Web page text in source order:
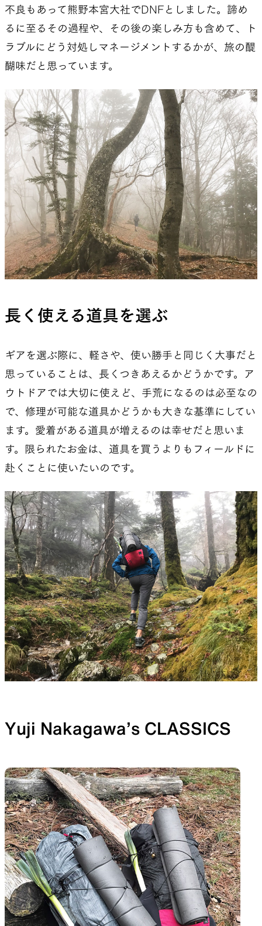
不良もあって熊野本宮大社でDNFとしました。諦め
るに至るその過程や、その後の楽しみ方も含めて、ト
ラブルにどう対処しマネージメントするかが、旅の醍
醐味だと思っています。
長く使える道具を選ぶ
ギアを選ぶ際に、軽さや、使い勝手と同じく大事だと
思っていることは、長くつきあえるかどうかです。ア
ウトドアでは大切に使えど、手荒になるのは必至なの
で、修理が可能な道具かどうかも大きな基準にしてい
ます。愛着がある道具が増えるのは幸せだと思いま
す。限られたお金は、道具を買うよりもフィールドに
赴くことに使いたいのです。
Yuji Nakagawa’s CLASSICS